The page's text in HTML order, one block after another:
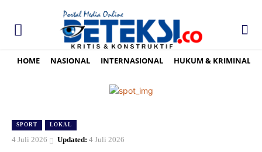
HOME NASIONAL INTERNASIONAL HUKUM & KRIMINAL
SPORT LOKAL
4 Juli 2026 Updated: 4 Juli 2026